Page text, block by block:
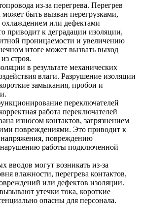
из-за перегрева. Перегрев
быть вызван перегрузками,
или дефектами
приводит к деградации изоляции,
проницаемости и увеличению
итоге может вызвать выход
строя.
в результате механических
влаги. Разрушение изоляции
замыкания, пробои и
переключателей
работа переключателей
износом контактов, загрязнением
повреждениями. Это приводит к
напряжения, повреждению
работы подключенной
вводов могут возникать из-за
влажности, перегрева контактов,
или дефектов изоляции.
утечки тока, короткие
опасны для персонала.